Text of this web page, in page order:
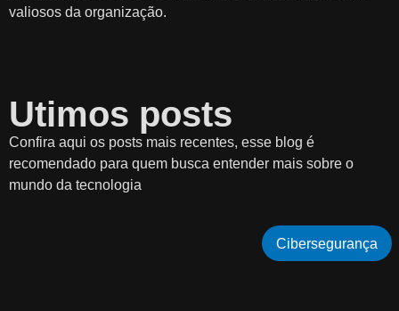
valiosos da organização.
Utimos posts
Confira aqui os posts mais recentes, esse blog é
recomendado para quem busca entender mais sobre o
mundo da tecnologia
Cibersegurança